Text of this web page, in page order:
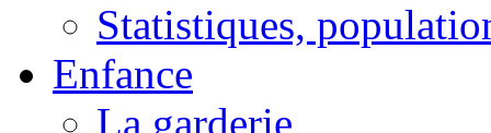
Statistiques,
Enfance
La garderie